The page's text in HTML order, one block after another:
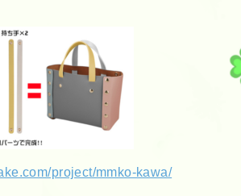
project/mmko-kawa/